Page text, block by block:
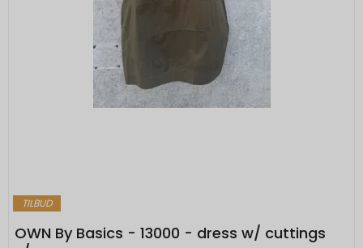
TILBUD
OWN By Basics - 13000 - dress w/ cuttings